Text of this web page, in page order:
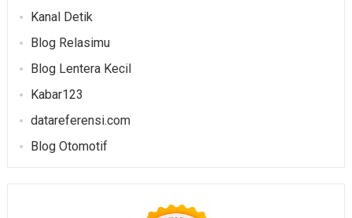
Kanal Detik
Blog Relasimu
Blog Lentera Kecil
Kabar123
datareferensi.com
Blog Otomotif